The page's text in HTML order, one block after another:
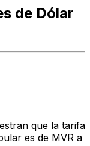
de Dólar
que la tarifa
es de MVR a